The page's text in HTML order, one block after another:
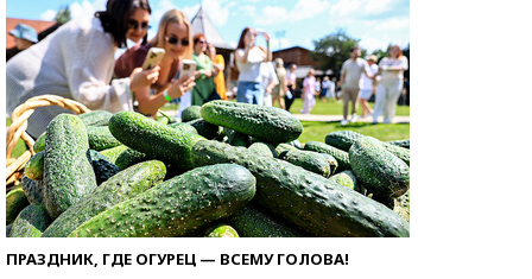
ПРАЗДНИК, ГДЕ ОГУРЕЦ — ВСЕМУ ГОЛОВА!